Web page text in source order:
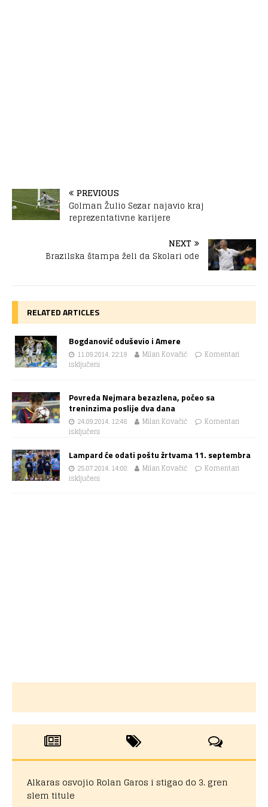
PREVIOUS
Golman Žulio Sezar najavio kraj
reprezentativne karijere
NEXT
Brazilska štampa želi da Skolari ode
RELATED ARTICLES
Bogdanović oduševio i Amere
11.09.2014. 22:19 Milan Kovačić
Komentari
isključeni
Povreda Nejmara bezazlena, počeo sa
treninzima poslije dva dana
24.09.2014. 12:46 Milan Kovačić
Komentari
isključeni
Lampard će odati poštu žrtvama 11. septembra
25.07.2014. 14:08 Milan Kovačić
Komentari
isključeni
Alkaras osvojio Rolan Garos i stigao do 3. gren
slem titule